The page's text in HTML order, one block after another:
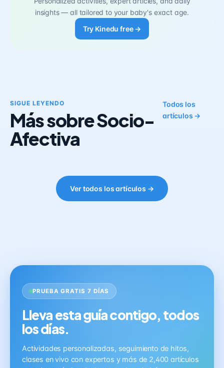
insights — all tailored to your baby's exact age.
Try Kinedu free →
SIGUE LEYENDO
Más sobre Socio-
Afectiva
Todos los
artículos →
Ver todos los artículos →
PRUEBA GRATIS 7 DÍAS
Lleva esta guía contigo, todos
los días.
Actividades personalizadas, seguimiento de hitos,
clases en vivo con expertos y más de 2,400 artículos